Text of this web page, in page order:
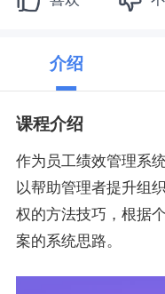
介绍
课程介绍
作为员工绩效管理系
以帮助管理者提升组
权的方法技巧，根据
案的系统思路。